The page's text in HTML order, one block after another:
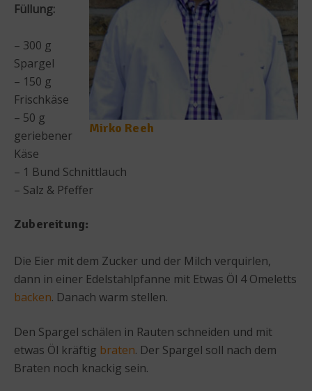
Mirko Reeh
Füllung:
– 300 g
Spargel
– 150 g
Frischkäse
– 50 g
geriebener
Käse
– 1 Bund Schnittlauch
– Salz & Pfeffer
Zubereitung:
Die Eier mit dem Zucker und der Milch verquirlen,
dann in einer Edelstahlpfanne mit Etwas Öl 4 Omeletts
backen. Danach warm stellen.
Den Spargel schälen in Rauten schneiden und mit
etwas Öl kräftig braten. Der Spargel soll nach dem
Braten noch knackig sein.